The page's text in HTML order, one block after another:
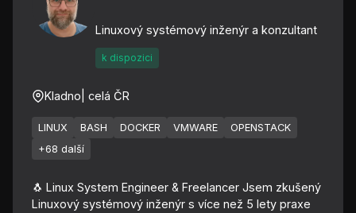
Linuxový systémový inženýr a konzultant
k dispozici
Kladno | celá ČR
LINUX BASH DOCKER VMWARE
OPENSTACK
+68 další
🐧 Linux System Engineer & Freelancer Jsem zkušený
Linuxový systémový inženýr s více než 5 lety praxe